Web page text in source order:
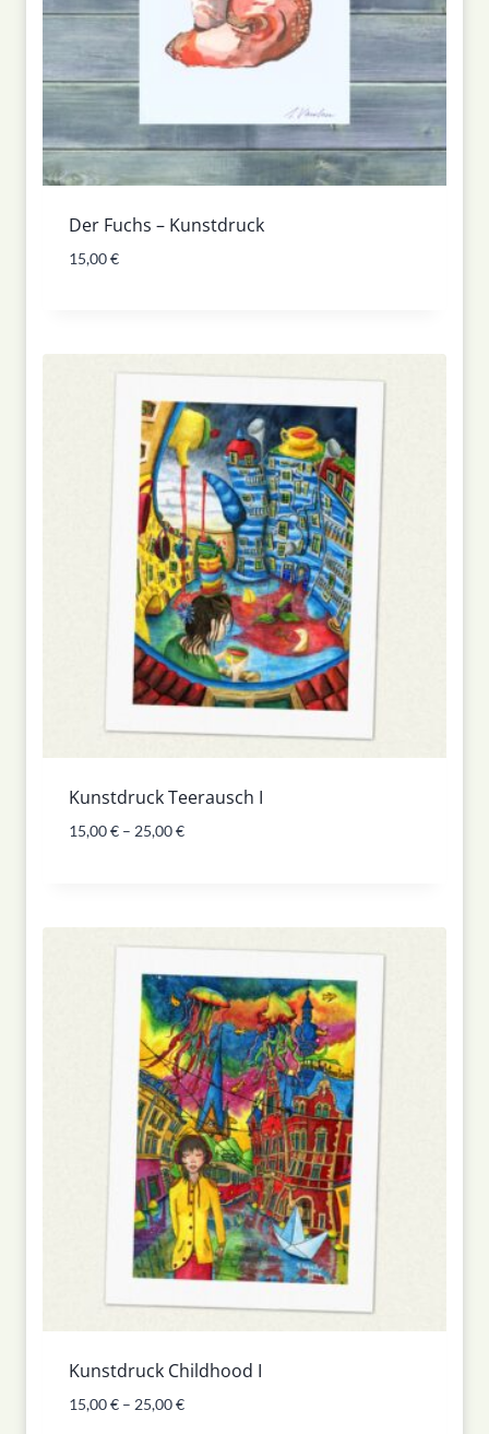
Der Fuchs – Kunstdruck
15,00€
Kunstdruck Teerausch I
15,00€ – 25,00€
Kunstdruck Childhood I
15,00€ – 25,00€